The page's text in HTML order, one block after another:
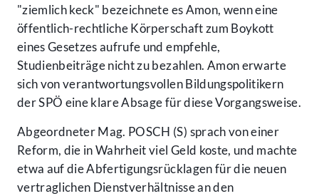
"ziemlich keck" bezeichnete es Amon, wenn eine
öffentlich-rechtliche Körperschaft zum Boykott
eines Gesetzes aufrufe und empfehle,
Studienbeiträge nicht zu bezahlen. Amon erwarte
sich von verantwortungsvollen Bildungspolitikern
der SPÖ eine klare Absage für diese Vorgangsweise.
Abgeordneter Mag. POSCH (S) sprach von einer
Reform, die in Wahrheit viel Geld koste, und machte
etwa auf die Abfertigungsrücklagen für die neuen
vertraglichen Dienstverhältnisse an den